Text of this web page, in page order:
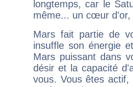
longtemps, car le
même... un cœur d'or,
Mars fait partie de
insuffle son énergie
Mars puissant dans
désir et la capacité
vous. Vous êtes